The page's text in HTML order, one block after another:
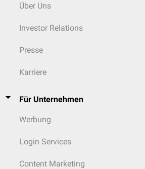
Über Uns
Investor Relations
Presse
Karriere
Für Unternehmen
Werbung
Login Services
Content Marketing